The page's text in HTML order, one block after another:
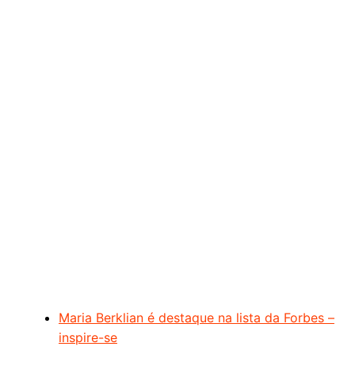
Maria Berklian é destaque na lista da Forbes –
inspire-se